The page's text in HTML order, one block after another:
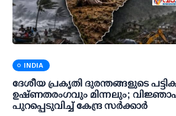
INDIA
ദേശീയ പ്രകൃതി ദുരന്തങ്ങളുടെ
ഉഷ്ണതരംഗവും മിന്നലും;
പുറപ്പെടുവിച്ച് കേന്ദ്ര സര്‍ക്കാര്‍